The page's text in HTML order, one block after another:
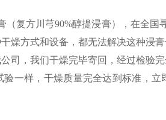
复方川芎90%醇提浸膏），在全国
燥方式和设备，都无法解决这种浸
司，我们干燥完毕寄回，经过检验
一样，干燥质量完全达到标准，